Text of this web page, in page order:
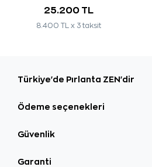
25.200 TL
8.400 TL x 3 taksit
Türkiye'de Pırlanta ZEN'dir
Ödeme seçenekleri
Güvenlik
Garanti